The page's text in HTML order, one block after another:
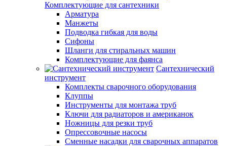
Комплектующие для сантехники
Арматура
Манжеты
Подводка гибкая для воды
Сифоны
Шланги для стиральных машин
Комплектующие для фаянса
Сантехнический
инструмент
Комплекты сварочного оборудования
Клуппы
Инструменты для монтажа труб
Ключи для радиаторов и американок
Ножницы для резки труб
Опрессовочные насосы
Сменные насадки для сварочных аппаратов